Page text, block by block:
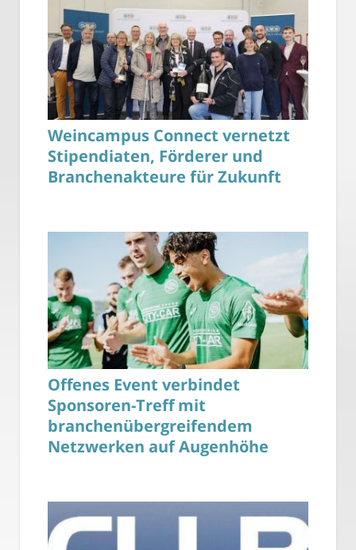
Weincampus Connect vernetzt
Stipendiaten, Förderer und
Branchenakteure für Zukunft
Offenes Event verbindet
Sponsoren-Treff mit
branchenübergreifendem
Netzwerken auf Augenhöhe